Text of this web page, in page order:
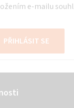
e-mailu
PŘIHLÁSIT SE